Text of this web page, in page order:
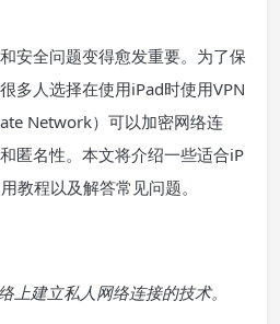
安全问题变得愈发重要。为了保
多人选择在使用iPad时使用VPN
Network）可以加密网络连
匿名性。本文将介绍一些适合iP
教程以及解答常见问题。
上建立私人网络连接的技术。